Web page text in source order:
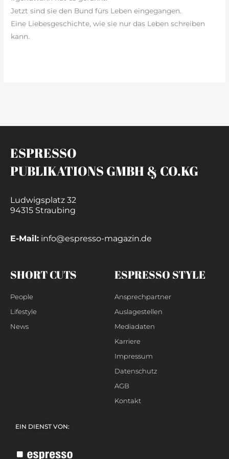
Jetzt sind sie den Bund fürs Leben eingegangen.
Eine Liebesgeschichte, wie sie nur das Leben schreiben
kann.
ESPRESSO
PUBLIKATIONS GMBH & CO.KG
Ludwigsplatz 32
94315 Straubing
E-Mail: info@espresso-magazin.de
SHORT CUTS
People
Lifestyle
News
ESPRESSO STYLE
Ansprechpartner
Auslagestellen
Mediadaten
Karriere
Impressum
Datenschutz
AGB
Kontakt
EIN DIENST VON: